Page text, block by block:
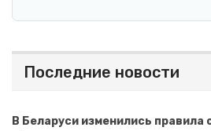
Последние новости
В Беларуси изменились правила